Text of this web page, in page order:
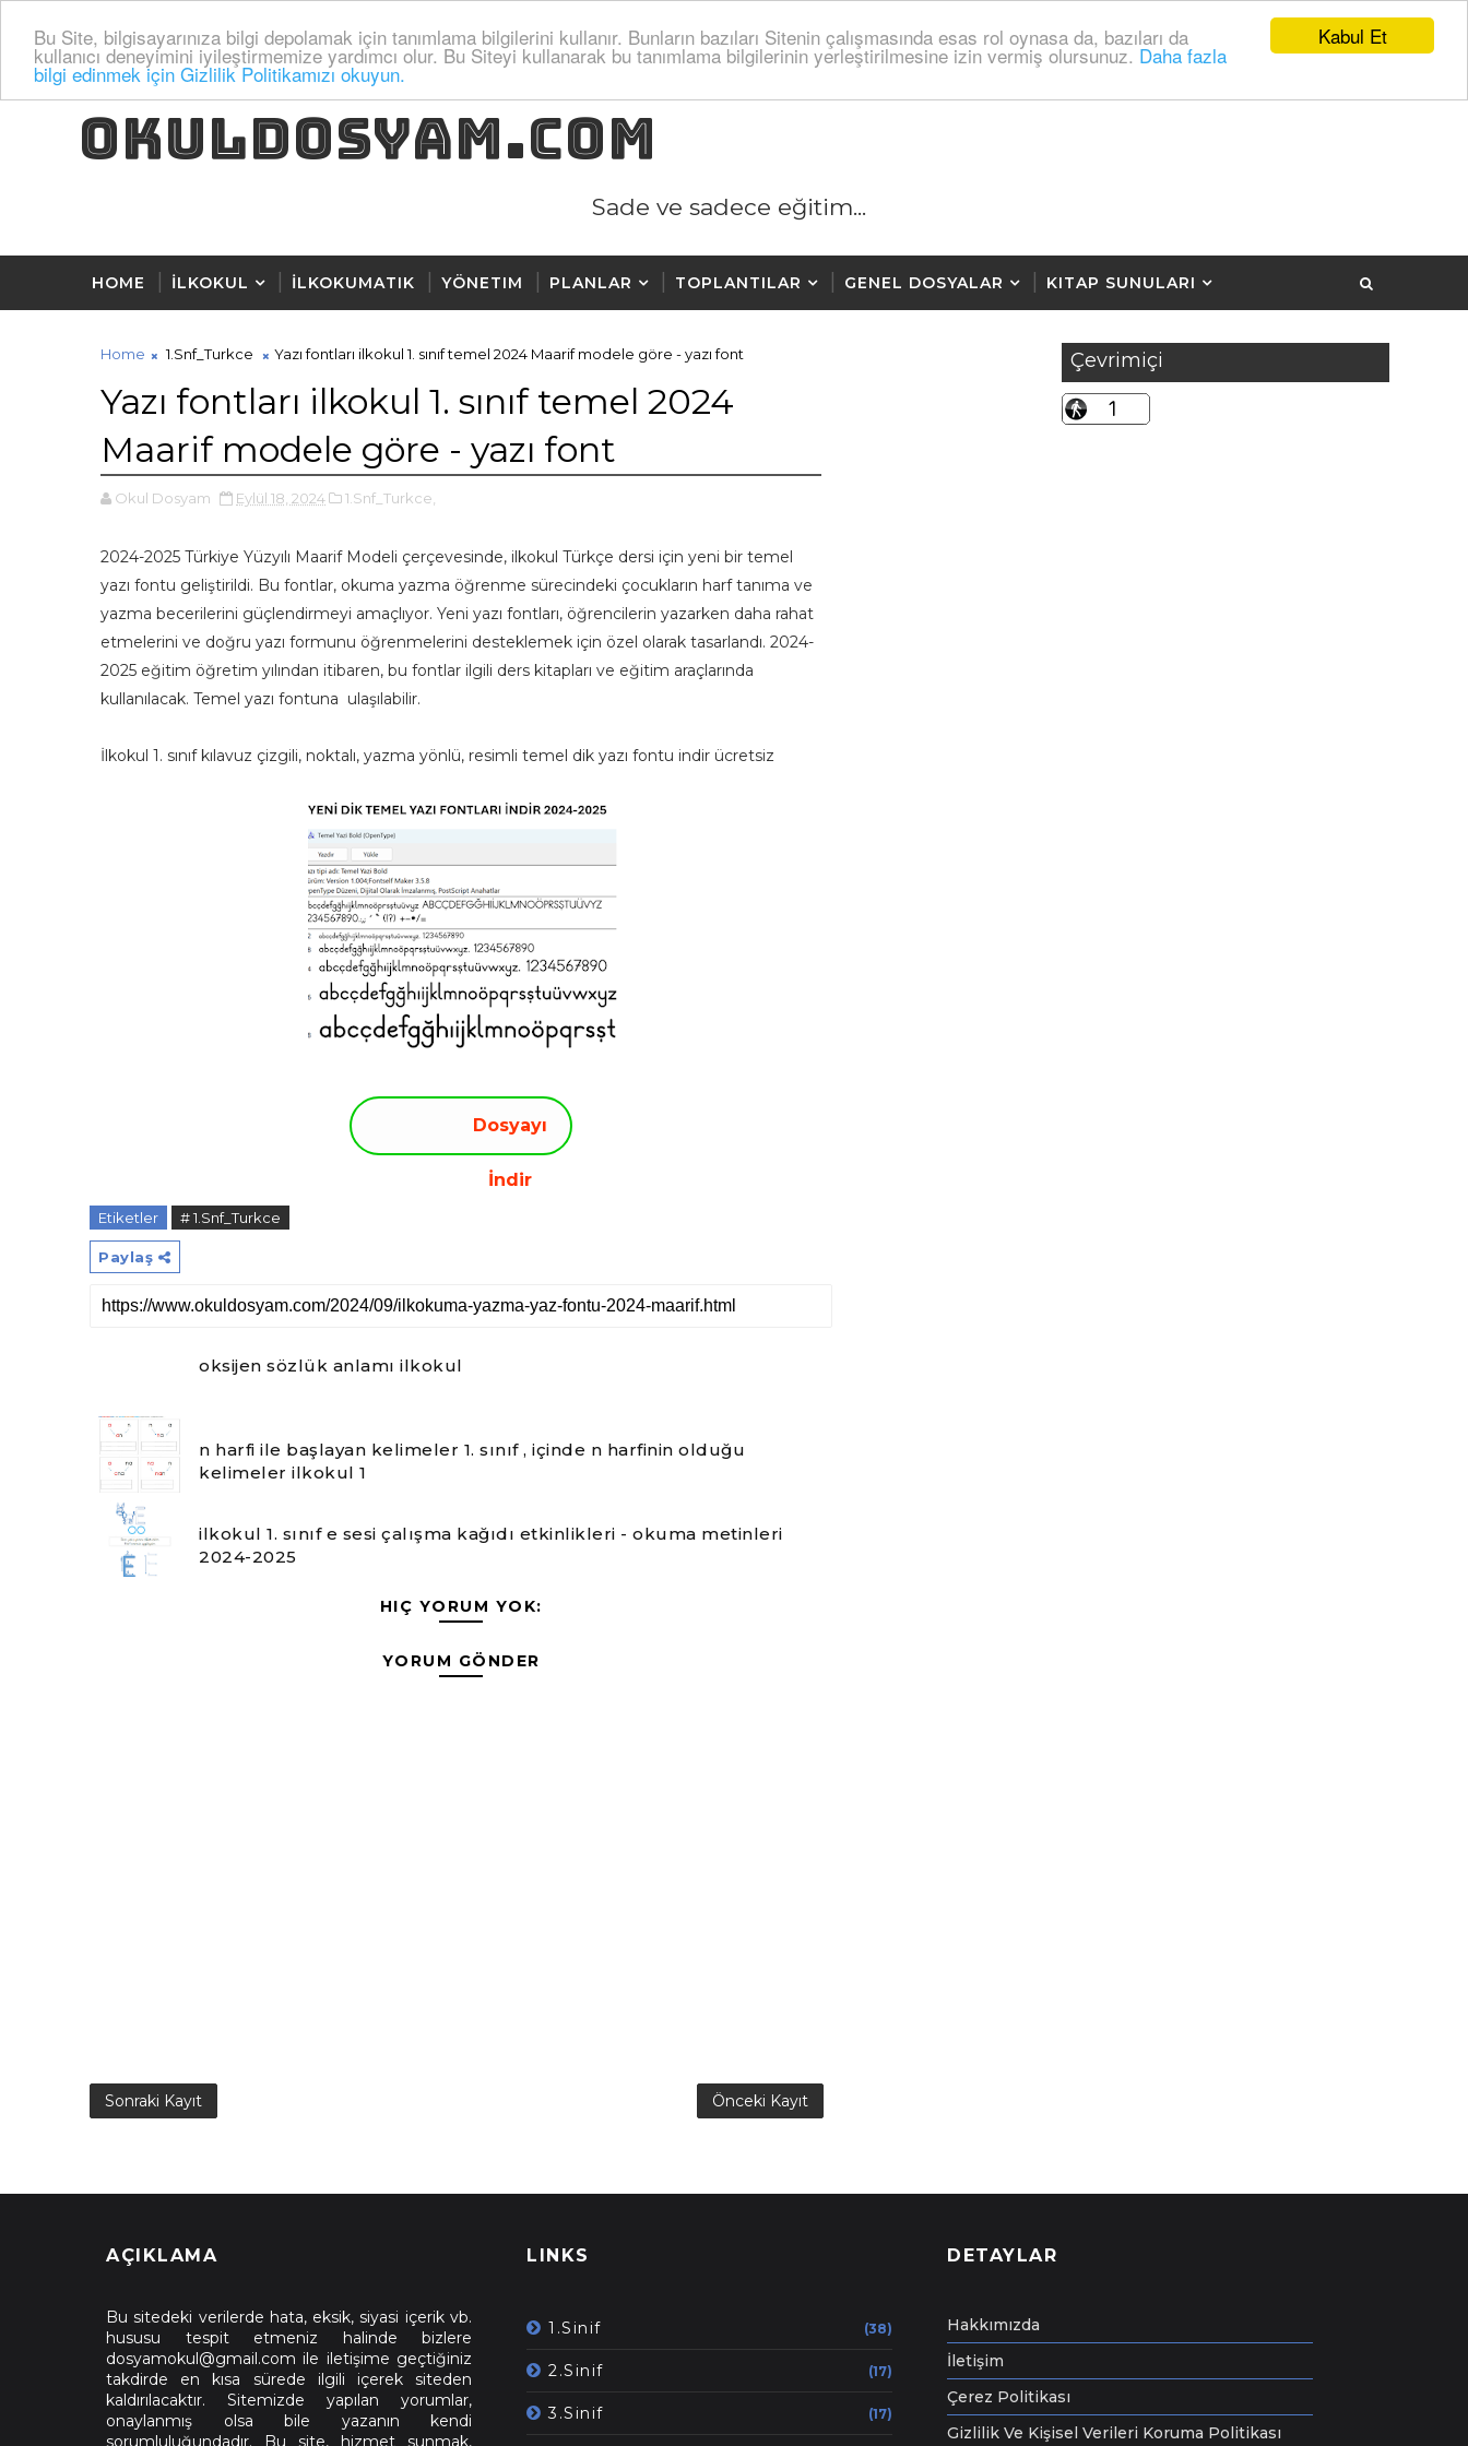
Kabul Et
Bu Site, bilgisayarınıza bilgi depolamak için tanımlama bilgilerini kullanır. Bunların bazıları Sitenin çalışmasında esas rol oynasa da, bazıları da
kullanıcı deneyimini iyileştirmemize yardımcı olur. Bu Siteyi kullanarak bu tanımlama bilgilerinin yerleştirilmesine izin vermiş olursunuz. Daha fazla
bilgi edinmek için Gizlilik Politikamızı okuyun.
OKULDOSYAM.COM
Sade ve sadece eğitim...
HOME İLKOKUL İLKOKUMATIK YÖNETIM PLANLAR TOPLANTILAR GENEL DOSYALAR KITAP SUNULARI
Home 1.Snf_Turkce Yazı fontları ilkokul 1. sınıf temel 2024 Maarif modele göre - yazı font
Yazı fontları ilkokul 1. sınıf temel 2024
Maarif modele göre - yazı font
Okul Dosyam Eylül 18, 2024 1.Snf_Turkce,
2024-2025 Türkiye Yüzyılı Maarif Modeli çerçevesinde, ilkokul Türkçe dersi için yeni bir temel
yazı fontu geliştirildi. Bu fontlar, okuma yazma öğrenme sürecindeki çocukların harf tanıma ve
yazma becerilerini güçlendirmeyi amaçlıyor. Yeni yazı fontları, öğrencilerin yazarken daha rahat
etmelerini ve doğru yazı formunu öğrenmelerini desteklemek için özel olarak tasarlandı. 2024-
2025 eğitim öğretim yılından itibaren, bu fontlar ilgili ders kitapları ve eğitim araçlarında
kullanılacak. Temel yazı fontuna ulaşılabilir.
İlkokul 1. sınıf kılavuz çizgili, noktalı, yazma yönlü, resimli temel dik yazı fontu indir ücretsiz
Dosyayı
İndir
Etiketler # 1.Snf_Turkce
Paylaş
oksijen sözlük anlamı ilkokul
n harfi ile başlayan kelimeler 1. sınıf , içinde n harfinin olduğu
kelimeler ilkokul 1
ilkokul 1. sınıf e sesi çalışma kağıdı etkinlikleri - okuma metinleri
2024-2025
HIÇ YORUM YOK:
YORUM GÖNDER
Sonraki Kayıt Önceki Kayıt
Çevrimiçi
AÇIKLAMA
Bu sitedeki verilerde hata, eksik, siyasi içerik vb.
hususu tespit etmeniz halinde bizlere
dosyamokul@gmail.com ile iletişime geçtiğiniz
takdirde en kısa sürede ilgili içerek siteden
kaldırılacaktır. Sitemizde yapılan yorumlar,
onaylanmış olsa bile yazanın kendi
sorumluluğundadır. Bu site, hizmet sunmak,
LINKS
1.Sinif (38)
2.Sinif (17)
3.Sinif (17)
DETAYLAR
Hakkımızda
İletişim
Çerez Politikası
Gizlilik Ve Kişisel Verileri Koruma Politikası